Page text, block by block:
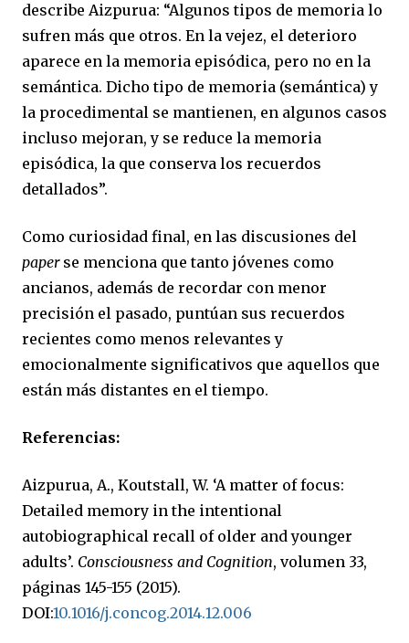
describe Aizpurua: “Algunos tipos de memoria lo
sufren más que otros. En la vejez, el deterioro
aparece en la memoria episódica, pero no en la
semántica. Dicho tipo de memoria (semántica) y
la procedimental se mantienen, en algunos casos
incluso mejoran, y se reduce la memoria
episódica, la que conserva los recuerdos
detallados”.
Como curiosidad final, en las discusiones del
paperse menciona que tanto jóvenes como
ancianos, además de recordar con menor
precisión el pasado, puntúan sus recuerdos
recientes como menos relevantes y
emocionalmente significativos que aquellos que
están más distantes en el tiempo.
Referencias:
Aizpurua, A., Koutstall, W. ‘A matter of focus:
Detailed memory in the intentional
autobiographical recall of older and younger
adults’. Consciousness and Cognition, volumen 33,
páginas 145-155 (2015).
DOI:10.1016/j.concog.2014.12.006